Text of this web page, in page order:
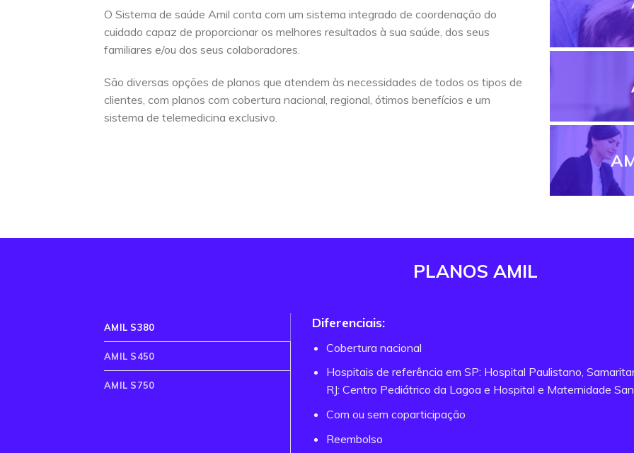
O Sistema de saúde Amil conta com um sistema integrado de coordenação do
cuidado capaz de proporcionar os melhores resultados à sua saúde, dos seus
familiares e/ou dos seus colaboradores.
São diversas opções de planos que atendem às necessidades de todos os tipos de
clientes, com planos com cobertura nacional, regional, ótimos benefícios e um
sistema de telemedicina exclusivo.
PLANOS AMIL
AMIL S380
AMIL S450
AMIL S750
Diferenciais:
Cobertura nacional
Hospitais de referência em SP: Hospital Paulistano,
RJ: Centro Pediátrico da Lagoa e Hospital e Maternidade
Com ou sem coparticipação
Reembolso